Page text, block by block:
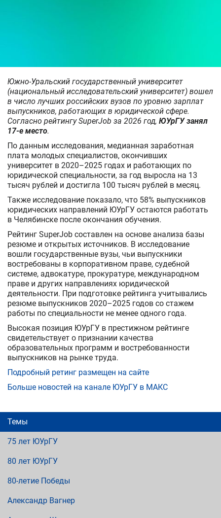
Южно-Уральский государственный университет
(национальный исследовательский университет) вошел
в число лучших российских вузов по уровню зарплат
выпускников, работающих в юридической сфере.
Согласно рейтингу SuperJob за 2026 год, ЮУрГУ занял
17-е место.
По данным исследования, медианная заработная
плата молодых специалистов, окончивших
университет в 2020–2025 годах и работающих по
юридической специальности, за год выросла на 13
тысяч рублей и достигла 100 тысяч рублей в месяц.
Также исследование показало, что 58% выпускников
юридических направлений ЮУрГУ остаются работать
в Челябинске после окончания обучения.
Рейтинг SuperJob составлен на основе анализа базы
резюме и открытых источников. В исследование
вошли государственные вузы, чьи выпускники
востребованы в корпоративном праве, судебной
системе, адвокатуре, прокуратуре, международном
праве и других направлениях юридической
деятельности. При подготовке рейтинга учитывались
резюме выпускников 2020–2025 годов со стажем
работы по специальности не менее одного года.
Высокая позиция ЮУрГУ в престижном рейтинге
свидетельствует о признании качества
образовательных программ и востребованности
выпускников на рынке труда.
Подробный ретинг размещен на сайте
Больше новостей на канале ЮУрГУ в МАКС
Темы
75 лет ЮУрГУ
80 лет ЮУрГУ
80-летие Победы
Александр Вагнер